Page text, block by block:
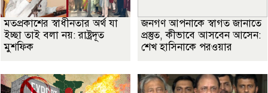
মতপ্রকাশের স্বাধীনতার অর্থ যা
ইচ্ছা তাই বলা নয়: রাষ্ট্রদূত
মুশফিক
জনগণ আপনাকে স্বাগত জানাতে
প্রস্তুত, কীভাবে আসবেন আসেন:
শেখ হাসিনাকে পরওয়ার